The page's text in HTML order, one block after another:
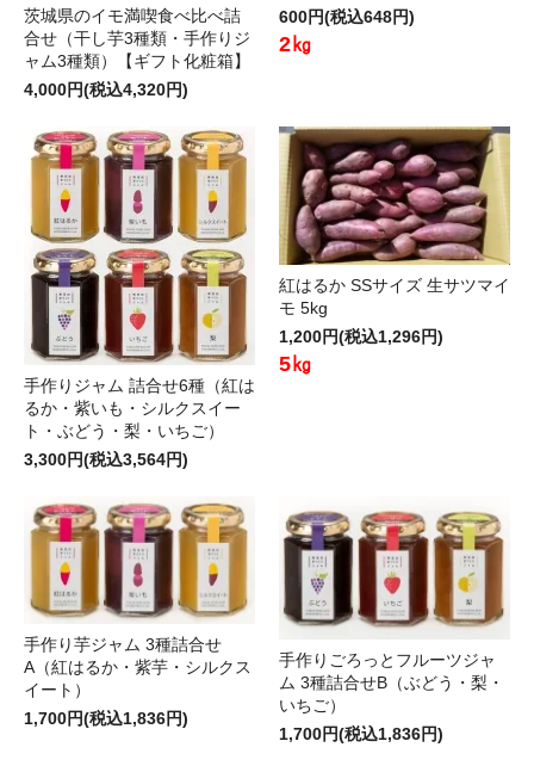
茨城県のイモ満喫食べ比べ詰
合せ（干し芋3種類・手作りジ
ャム3種類）【ギフト化粧箱】
4,000円(税込4,320円)
600円(税込648円)
2㎏
手作りジャム 詰合せ6種（紅は
るか・紫いも・シルクスイー
ト・ぶどう・梨・いちご）
3,300円(税込3,564円)
紅はるか SSサイズ 生サツマイ
モ 5kg
1,200円(税込1,296円)
5㎏
手作り芋ジャム 3種詰合せ
A（紅はるか・紫芋・シルクス
イート）
1,700円(税込1,836円)
手作りごろっとフルーツジャ
ム 3種詰合せB（ぶどう・梨・
いちご）
1,700円(税込1,836円)